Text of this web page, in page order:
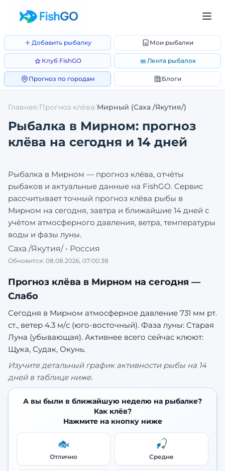
Добавить рыбалку Мои рыбалки
Клуб FishGO Лента рыбалок
Прогноз по городам Блоги
Главная/Прогноз клёва/Мирный (Саха /Якутия/)
Рыбалка в Мирном: прогноз
клёва на сегодня и 14 дней
Рыбалка в Мирном — прогноз клёва, отчёты
рыбаков и актуальные данные на FishGO. Сервис
рассчитывает точный прогноз клёва рыбы в
Мирном на сегодня, завтра и ближайшие 14 дней с
учётом атмосферного давления, ветра, температуры
воды и фазы луны.
Саха /Якутия/• Россия
Обновится: 08.08.2026, 07:00:38
Прогноз клёва в Мирном на сегодня —
Слабо
Сегодня в Мирном атмосферное давление 731 мм рт.
ст., ветер 4.3 м/с (юго-восточный). Фаза луны: Старая
Луна (убывающая). Активнее всего сейчас клюют:
Щука, Судак, Окунь.
Изучите детальный график активности рыбы на 14
дней в таблице ниже.
А вы были в ближайшую неделю на рыбалке?
Как клёв?
Нажмите на кнопку ниже
🐟
Отлично
🎣
Средне